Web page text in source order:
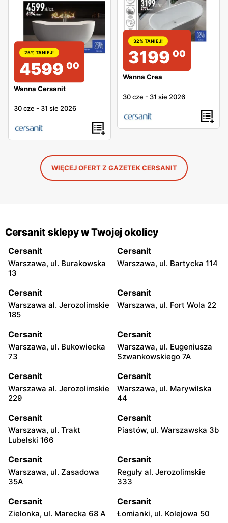
25% TANIEJ!
4599 00
Wanna Cersanit
30 cze - 31 sie 2026
32% TANIEJ!
3199 00
Wanna Crea
30 cze - 31 sie 2026
WIĘCEJ OFERT Z GAZETEK CERSANIT
Cersanit sklepy w Twojej okolicy
Cersanit
Warszawa, ul. Burakowska
13
Cersanit
Warszawa, ul. Bartycka 114
Cersanit
Warszawa al. Jerozolimskie
185
Cersanit
Warszawa, ul. Fort Wola 22
Cersanit
Warszawa, ul. Bukowiecka
73
Cersanit
Warszawa, ul. Eugeniusza
Szwankowskiego 7A
Cersanit
Warszawa al. Jerozolimskie
229
Cersanit
Warszawa, ul. Marywilska
44
Cersanit
Warszawa, ul. Trakt
Lubelski 166
Cersanit
Piastów, ul. Warszawska 3b
Cersanit
Warszawa, ul. Zasadowa
35A
Cersanit
Reguły al. Jerozolimskie
333
Cersanit
Zielonka, ul. Marecka 68 A
Cersanit
Łomianki, ul. Kolejowa 50